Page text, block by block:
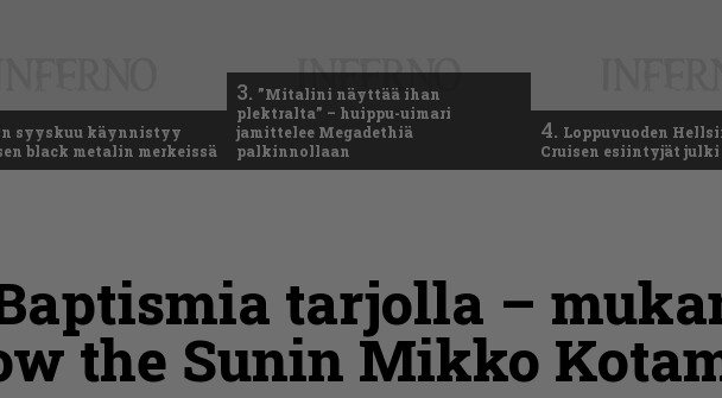
syyskuu käynnistyy
black metalin merkeissä
3. ”Mitalini näyttää ihan
plektralta” – huippu-uimari
jamittelee Megadethiä
palkinnollaan
4. Loppuvuoden
Cruisen esiintyjät julki
tarjolla –
the Sunin Mikko